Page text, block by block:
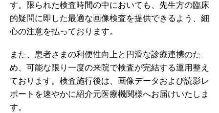
す。限られた検査時間の中においても、先生方の臨床
的疑問に即した最適な画像検査を提供できるよう、細
心の注意を払っております。
また、患者さまの利便性向上と円滑な診療連携のた
め、可能な限り一度の来院で検査が完結する運用整え
ております。検査施行後は、画像データおよび読影レ
ポートを速やかに紹介元医療機関様へお届けいたしま
す。